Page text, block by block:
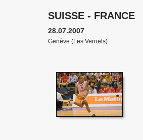
SUISSE - FRANCE
28.07.2007
Genève (Les Vernets)